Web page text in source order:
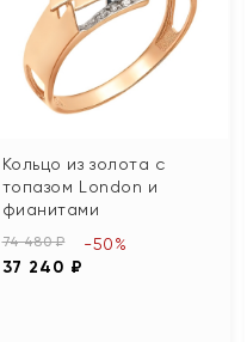
Кольцо из золота с
топазом London и
фианитами
74 480 ₽
37 240 ₽
-50%